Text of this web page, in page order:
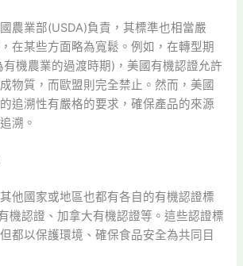
農業部(USDA)負責，其標準也相當嚴
在某些方面略為寬鬆。例如，在轉型期
機農業的過渡時期)，美國有機認證允許
物質，而歐盟則完全禁止。然而，美國
追溯性有嚴格的要求，確保產品的來源
溯。
他國家或地區也都有各自的有機認證標
機認證、加拿大有機認證等。這些認證標
都以保護環境、確保食品安全為共同目